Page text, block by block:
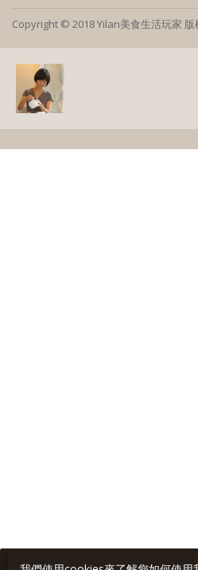
Copyright © 2018 Yilan美食生活玩家